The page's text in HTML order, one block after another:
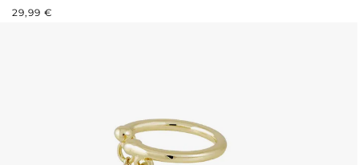
REGULÄRER PREIS:
29,99 €